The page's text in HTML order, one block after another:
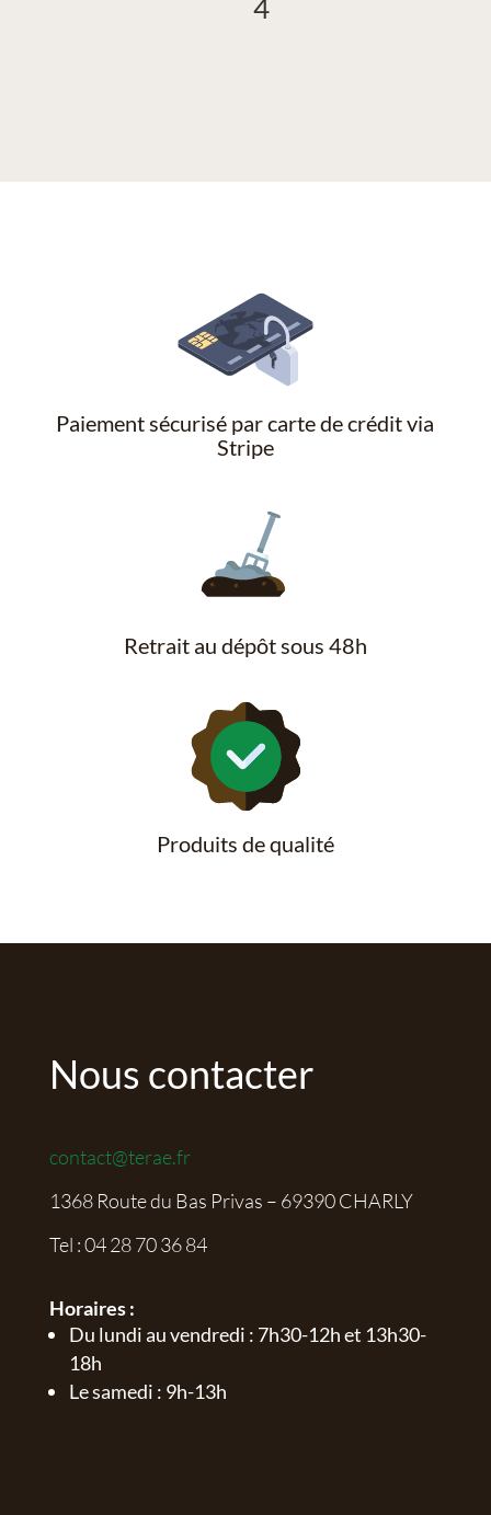
4
Paiement sécurisé par carte de crédit via
Stripe
Retrait au dépôt sous 48h
Produits de qualité
Nous contacter
contact@terae.fr
1368 Route du Bas Privas – 69390 CHARLY
Tel :04 28 70 36 84
Horaires :
Du lundi au vendredi : 7h30-12h et 13h30-
18h
Le samedi : 9h-13h